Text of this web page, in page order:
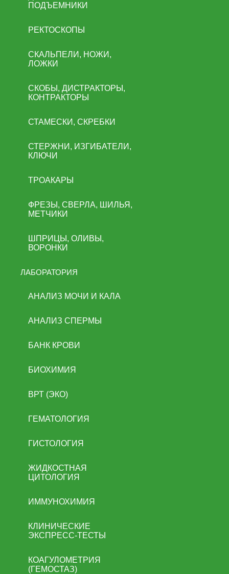
ПОДЪЕМНИКИ
РЕКТОСКОПЫ
СКАЛЬПЕЛИ, НОЖИ,
ЛОЖКИ
СКОБЫ, ДИСТРАКТОРЫ,
КОНТРАКТОРЫ
СТАМЕСКИ, СКРЕБКИ
СТЕРЖНИ, ИЗГИБАТЕЛИ,
КЛЮЧИ
ТРОАКАРЫ
ФРЕЗЫ, СВЕРЛА, ШИЛЬЯ,
МЕТЧИКИ
ШПРИЦЫ, ОЛИВЫ,
ВОРОНКИ
ЛАБОРАТОРИЯ
АНАЛИЗ МОЧИ И КАЛА
АНАЛИЗ СПЕРМЫ
БАНК КРОВИ
БИОХИМИЯ
ВРТ (ЭКО)
ГЕМАТОЛОГИЯ
ГИСТОЛОГИЯ
ЖИДКОСТНАЯ
ЦИТОЛОГИЯ
ИММУНОХИМИЯ
КЛИНИЧЕСКИЕ
ЭКСПРЕСС-ТЕСТЫ
КОАГУЛОМЕТРИЯ
(ГЕМОСТАЗ)